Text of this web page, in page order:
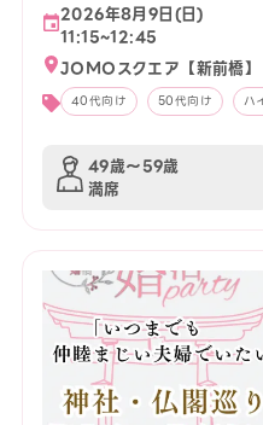
2026年8月9日(日)
11:15~12:45
JOMOスクエア【新前橋】
40代向け 50代向け ハ
49歳〜59歳
満席